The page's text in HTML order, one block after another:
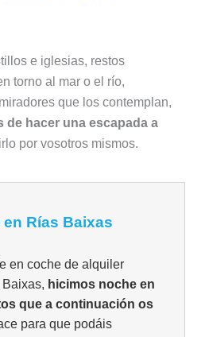
e iglesias, restos
torno al mar o el río,
que los contemplan,
de hacer una escapada a
por vosotros mismos.
Rías Baixas
en coche de alquiler
hicimos noche en
que a continuación os
para que podáis